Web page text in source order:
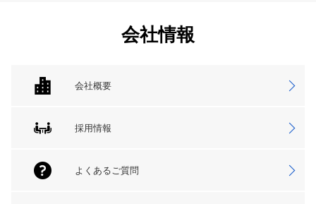
会社情報
会社概要
採用情報
よくあるご質問